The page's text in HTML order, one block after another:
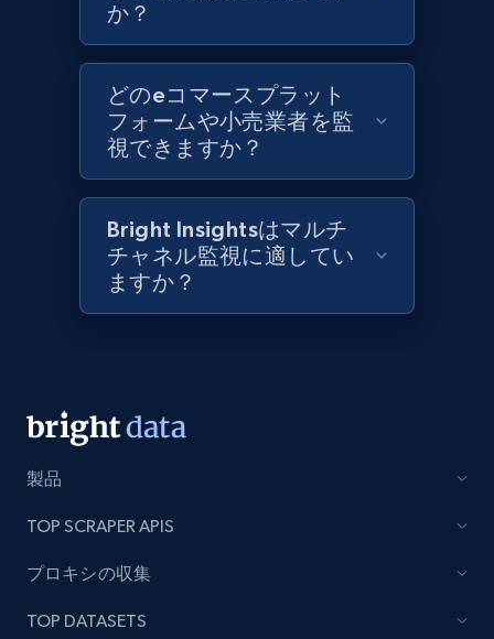
Best Buy products
URL, Product id, Title, Images, Final price,
Currency, Discount, Initial price, and more.
Best Buy products - Collect data on
Lazada - Products
price, Currency, Stock, and more.
か？
どのeコマースプラット
フォームや小売業者を監
視できますか？
Bright Insightsはマルチ
チャネル監視に適してい
ますか？
製品
TOP SCRAPER APIS
プロキシの収集
TOP DATASETS